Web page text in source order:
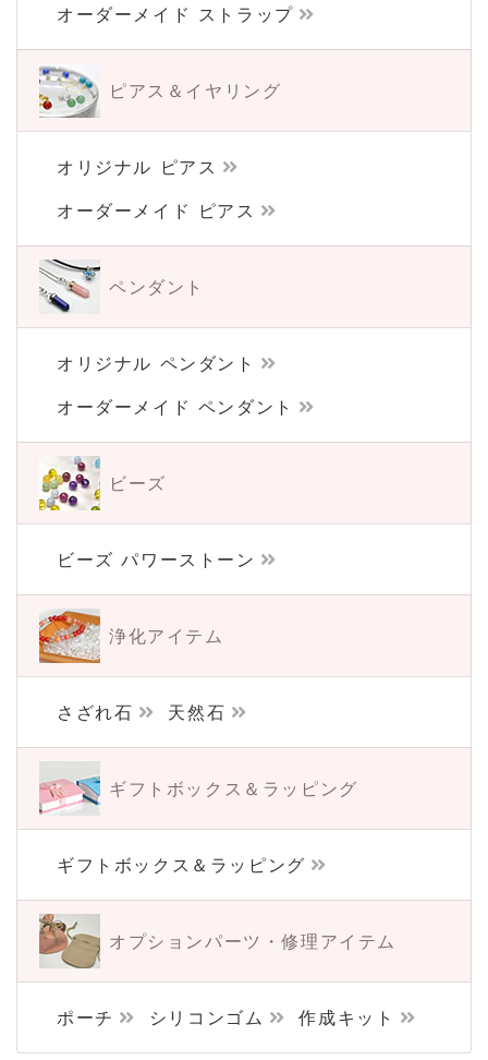
オーダーメイド ストラップ
ピアス＆イヤリング
オリジナル ピアス
オーダーメイド ピアス
ペンダント
オリジナル ペンダント
オーダーメイド ペンダント
ビーズ
ビーズ パワーストーン
浄化アイテム
さざれ石 天然石
ギフトボックス＆ ラッピング
ギフトボックス＆ラッピング
オプションパーツ・修理アイテム
ポーチ シリコンゴム 作成キット